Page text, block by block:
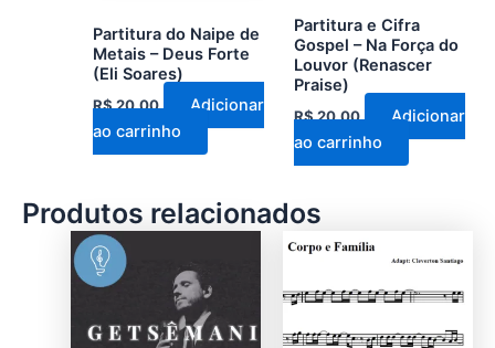
Partitura do Naipe de
Metais – Deus Forte
(Eli Soares)
R$20,00
Adicionar
ao carrinho
Partitura e Cifra
Gospel – Na Força do
Louvor (Renascer
Praise)
R$20,00
Adicionar
ao carrinho
Produtos relacionados
produto
tem
várias
Este
produto
tem